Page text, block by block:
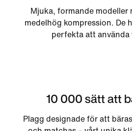
Mjuka, formande modeller
medelhög kompression. De
perfekta att använda
10 000 sätt att
Plagg designade för att